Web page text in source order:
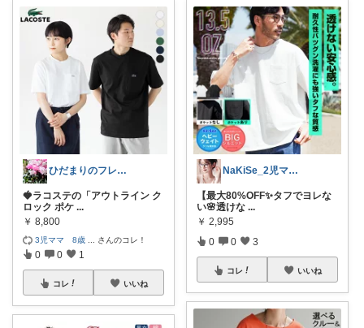
ひだまりのフレンチ🩷ガーデン
🍓ラコステの「アウトライン ク
ロック ポケ ...
￥ 8,800
3児ママ 8歳 さんのコレ！
0 0 1
コレ いいね
NaKiSe_2児ママ🌸訪問感謝です
【最大80%OFF✨タフでヨレな
い🌸透けな ...
￥ 2,995
0 0 3
コレ いいね